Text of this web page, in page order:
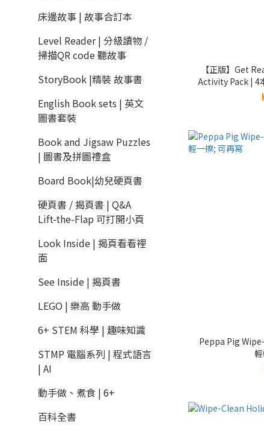
床邊故事 | 故事合訂本
Level Reader | 分級讀物 /
掃描QR code 聽故事
StoryBook |精裝 故事書
English Book sets | 英文
圖書套裝
Book and Jigsaw Puzzles
| 圖書及拼圖禮盒
Board Book|幼兒硬頁書
硬頁書 / 揭頁書 | Q&A
Lift-the-Flap 可打開小頁
Look Inside | 揭頁看看裡
面
See Inside | 揭頁書
LEGO | 樂高 動手做
6+ STEM 科學 | 趣味知識
STMP 電腦系列 | 程式語言
| AI
動手做、煮食 | 6+
百科全書
【正版】Get
Activity Pack | 4本
Peppa Pig